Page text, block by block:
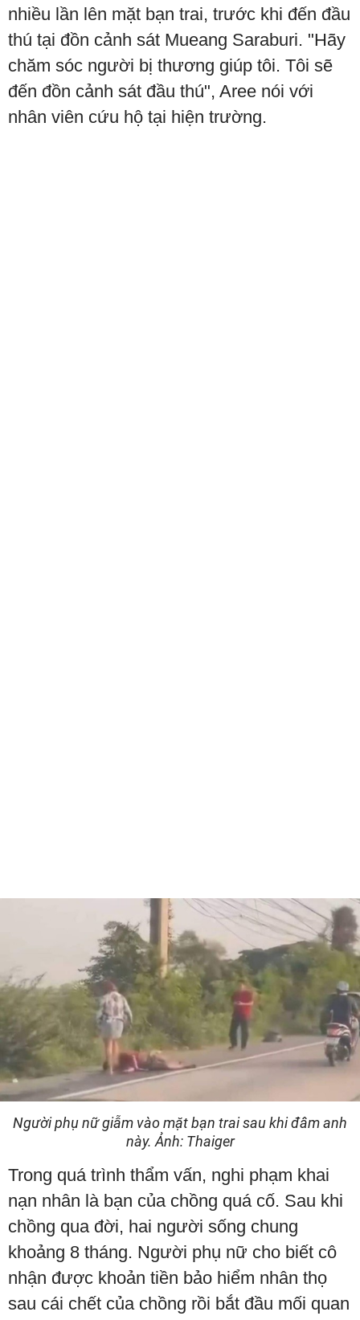
nhiều lần lên mặt bạn trai, trước khi đến đầu
thú tại đồn cảnh sát Mueang Saraburi. "Hãy
chăm sóc người bị thương giúp tôi. Tôi sẽ
đến đồn cảnh sát đầu thú", Aree nói với
nhân viên cứu hộ tại hiện trường.
Người phụ nữ giẫm vào mặt bạn trai sau khi đâm anh
này. Ảnh: Thaiger
Trong quá trình thẩm vấn, nghi phạm khai
nạn nhân là bạn của chồng quá cố. Sau khi
chồng qua đời, hai người sống chung
khoảng 8 tháng. Người phụ nữ cho biết cô
nhận được khoản tiền bảo hiểm nhân thọ
sau cái chết của chồng rồi bắt đầu mối quan